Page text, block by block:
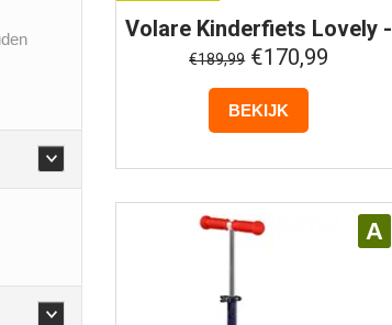
Volare Kinderfiets Lovely -
20 Inch - Paars
€189,99€170,99
BEKIJK
A